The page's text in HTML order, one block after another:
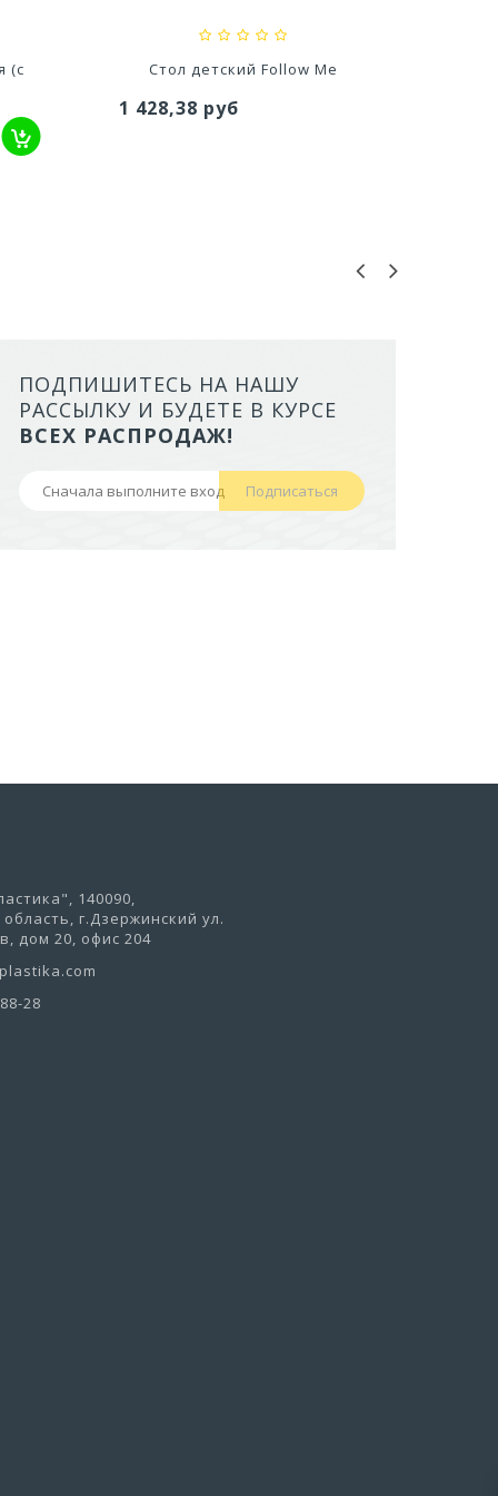
(с
Стол детский Follow Me
1 428,38 руб
ЛОТОК ALTA ДЛЯ КОШЕК
БОРТАМИ И СЕТКОЙ НА
НОЖКАХ)
ПОДПИШИТЕСЬ НА НАШУ
РАССЫЛКУ И БУДЕТЕ В КУРСЕ
ВСЕХ РАСПРОДАЖ!
Подписаться
140090,
г.Дзержинский ул.
дом 20, офис 204
28